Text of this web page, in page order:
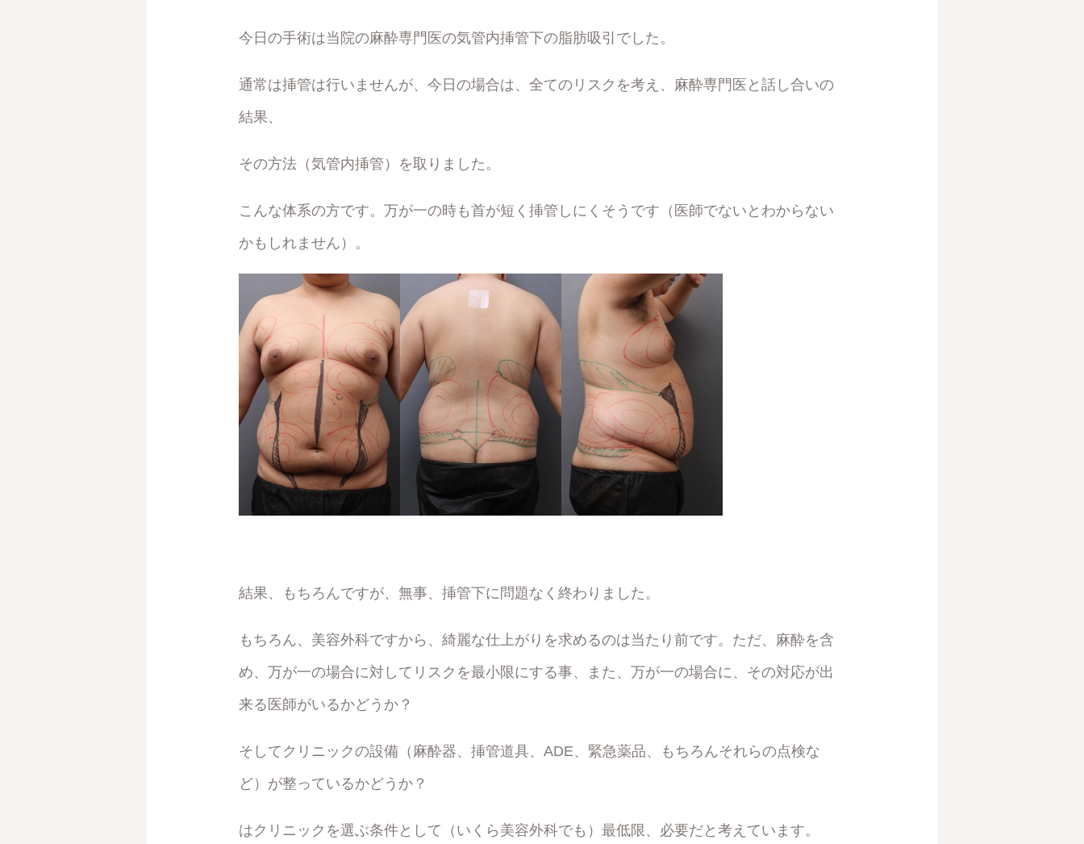
今日の手術は当院の麻酔専門医の気管内挿管下の脂肪吸引でした。
通常は挿管は行いませんが、今日の場合は、全てのリスクを考え、麻酔専門医と話し合いの
結果、
その方法（気管内挿管）を取りました。
こんな体系の方です。万が一の時も首が短く挿管しにくそうです（医師でないとわからない
かもしれません）。
結果、もちろんですが、無事、挿管下に問題なく終わりました。
もちろん、美容外科ですから、綺麗な仕上がりを求めるのは当たり前です。ただ、麻酔を含
め、万が一の場合に対してリスクを最小限にする事、また、万が一の場合に、その対応が出
来る医師がいるかどうか？
そしてクリニックの設備（麻酔器、挿管道具、ADE、緊急薬品、もちろんそれらの点検な
ど）が整っているかどうか？
はクリニックを選ぶ条件として（いくら美容外科でも）最低限、必要だと考えています。